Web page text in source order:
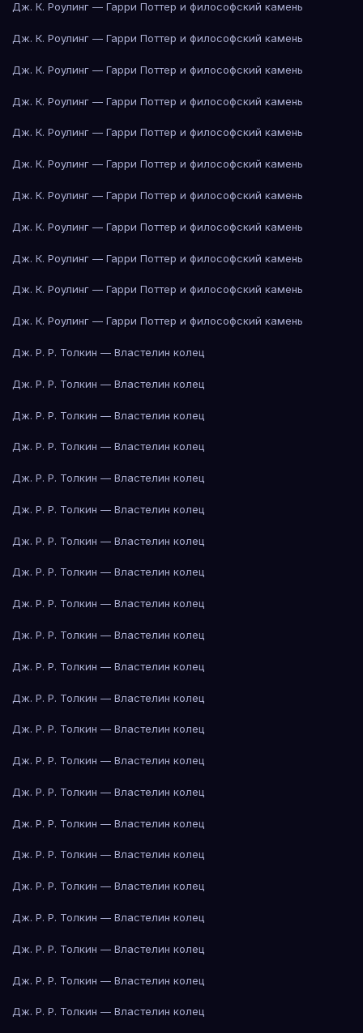
Дж. К. Роулинг — Гарри Поттер и философский камень
Дж. К. Роулинг — Гарри Поттер и философский камень
Дж. К. Роулинг — Гарри Поттер и философский камень
Дж. К. Роулинг — Гарри Поттер и философский камень
Дж. К. Роулинг — Гарри Поттер и философский камень
Дж. К. Роулинг — Гарри Поттер и философский камень
Дж. К. Роулинг — Гарри Поттер и философский камень
Дж. К. Роулинг — Гарри Поттер и философский камень
Дж. К. Роулинг — Гарри Поттер и философский камень
Дж. К. Роулинг — Гарри Поттер и философский камень
Дж. К. Роулинг — Гарри Поттер и философский камень
Дж. Р. Р. Толкин — Властелин колец
Дж. Р. Р. Толкин — Властелин колец
Дж. Р. Р. Толкин — Властелин колец
Дж. Р. Р. Толкин — Властелин колец
Дж. Р. Р. Толкин — Властелин колец
Дж. Р. Р. Толкин — Властелин колец
Дж. Р. Р. Толкин — Властелин колец
Дж. Р. Р. Толкин — Властелин колец
Дж. Р. Р. Толкин — Властелин колец
Дж. Р. Р. Толкин — Властелин колец
Дж. Р. Р. Толкин — Властелин колец
Дж. Р. Р. Толкин — Властелин колец
Дж. Р. Р. Толкин — Властелин колец
Дж. Р. Р. Толкин — Властелин колец
Дж. Р. Р. Толкин — Властелин колец
Дж. Р. Р. Толкин — Властелин колец
Дж. Р. Р. Толкин — Властелин колец
Дж. Р. Р. Толкин — Властелин колец
Дж. Р. Р. Толкин — Властелин колец
Дж. Р. Р. Толкин — Властелин колец
Дж. Р. Р. Толкин — Властелин колец
Дж. Р. Р. Толкин — Властелин колец